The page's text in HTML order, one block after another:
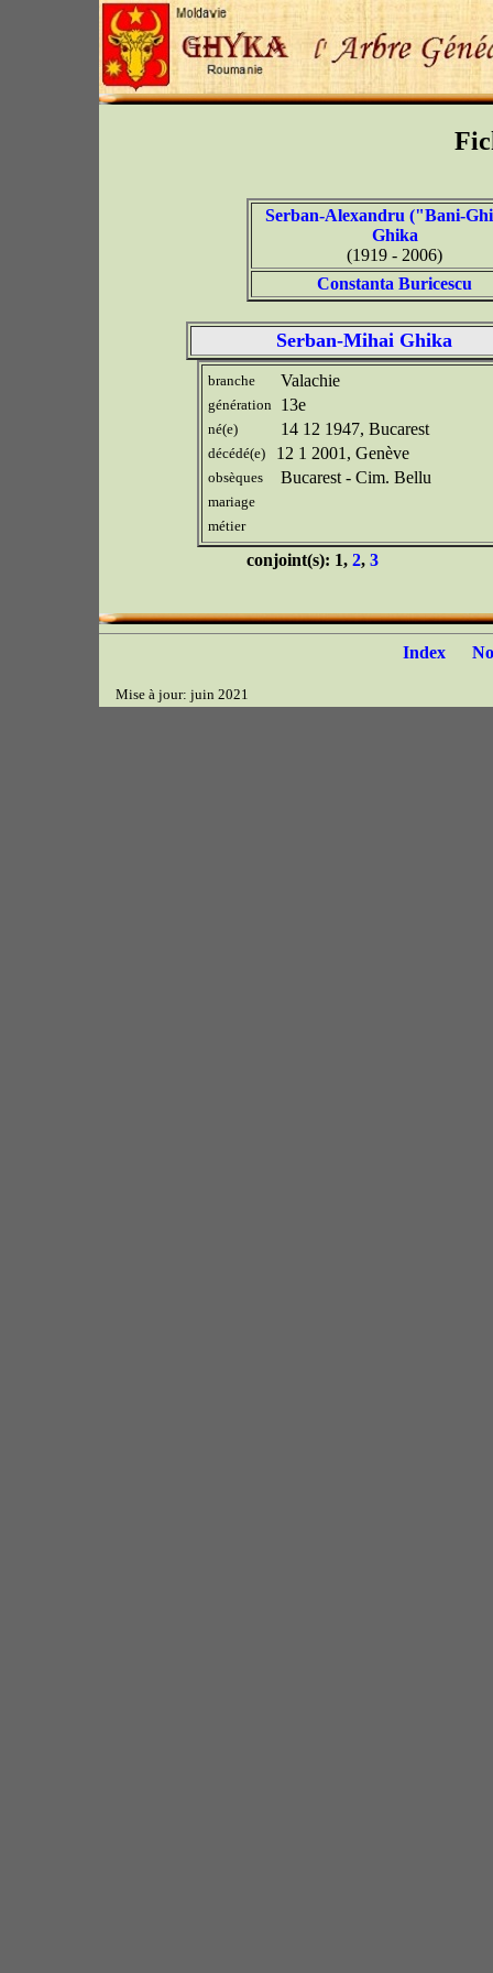
Serban-Alexandru ("Bani-
Ghika
(1919 - 2006)
Constanta Buricescu
Serban-Mihai Ghika
branche Valachie
génération 13e
né(e) 14 12 1947, Bucarest
décédé(e) 12 1 2001, Genève
obsèques Bucarest - Cim. Bellu
mariage
métier
conjoint(s): 1, 2, 3
Index
Mise à jour: juin 2021